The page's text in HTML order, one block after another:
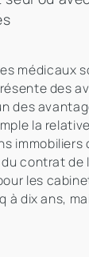
médicaux
des
des
la
contrat
les
à dix ans,